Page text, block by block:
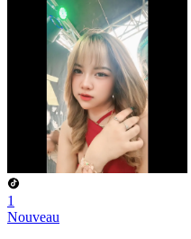
1
Nouveau